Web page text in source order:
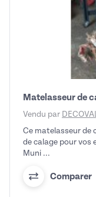
Matelasseur de
Vendu par
Ce matelasseur de
de calage pour vos
Muni ...
Comparer